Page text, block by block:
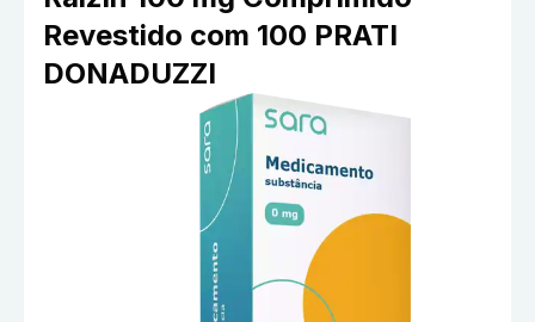
Revestido com 100 PRATI
DONADUZZI